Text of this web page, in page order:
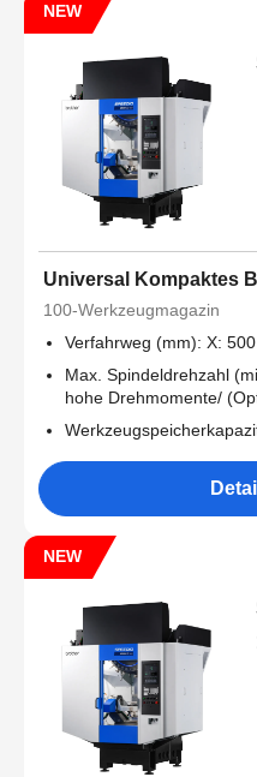
NEW
Universal Kompaktes
100-Werkzeugmagazin
Verfahrweg (mm): X:
Max. Spindeldrehzahl
hohe Drehmomente/
NEW